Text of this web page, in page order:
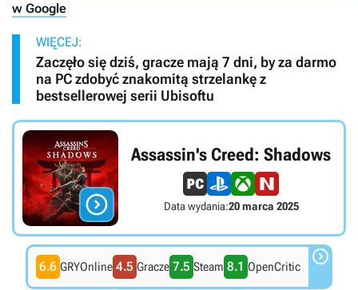
w Google
WIĘCEJ:
Zaczęło się dziś, gracze mają 7 dni, by za darmo
na PC zdobyć znakomitą strzelankę z
bestsellerowej serii Ubisoftu

Assassin's Creed: Shadows
Data wydania:20 marca 2025
6.6 GRYOnline 4.5 Gracze 7.5 Steam 8.1 OpenCritic 